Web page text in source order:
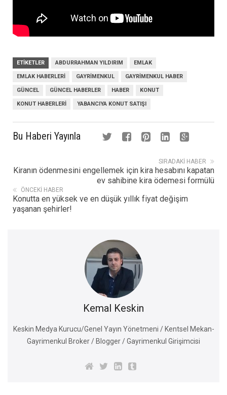
ETIKETLER ABDURRAHMAN YILDIRIM EMLAK
EMLAK HABERLERI GAYRIMENKUL GAYRIMENKUL HABER
GÜNCEL GÜNCEL HABERLER HABER KONUT
KONUT HABERLERI YABANCIYA KONUT SATIŞI
Bu Haberi Yayınla
SIRADAKI HABER
Kiranın ödenmesini engellemek için kira hesabını kapatan
ev sahibine kira ödemesi formülü
ÖNCEKI HABER
Konutta en yüksek ve en düşük yıllık fiyat değişim
yaşanan şehirler!
Kemal Keskin
Keskin Medya Kurucu/Genel Yayın Yönetmeni / Kentsel Mekan-
Gayrimenkul Broker / Blogger / Gayrimenkul Girişimcisi